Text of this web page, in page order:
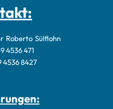
Roberto Sülflohn
4536 471
4536 8427